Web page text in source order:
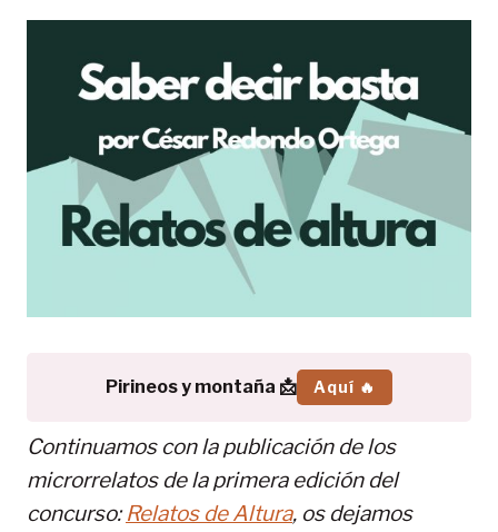
Pirineos y montaña 📩 Aquí 🔥
Continuamos con la publicación de los
microrrelatos de la primera edición del
concurso:Relatos de Altura, os dejamos